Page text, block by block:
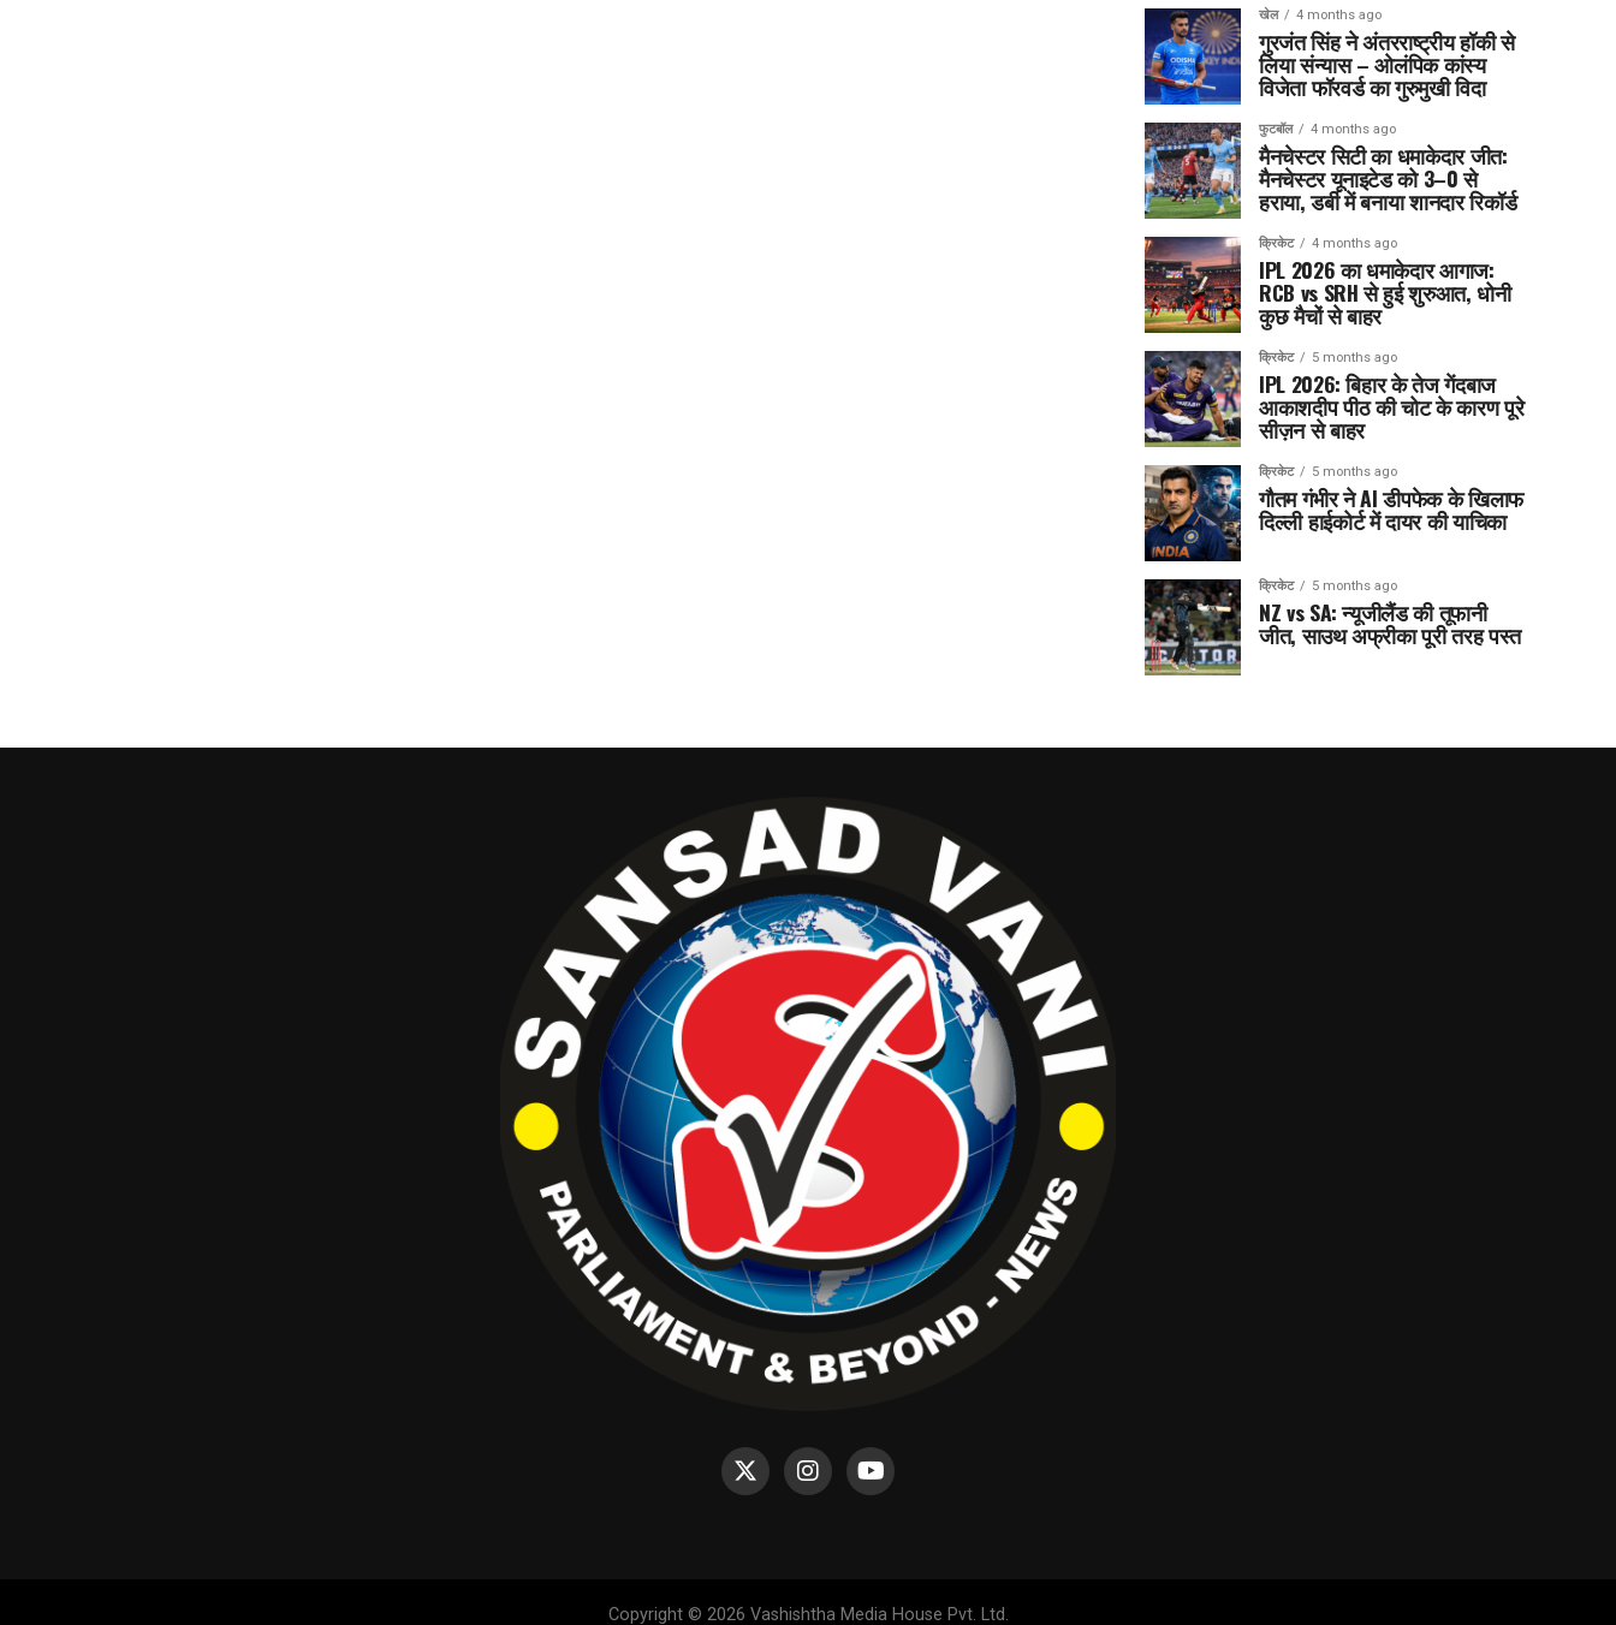
खेल 4 months ago
गुरजंत सिंह ने अंतरराष्ट्रीय हॉकी से
लिया संन्यास – ओलंपिक कांस्य
विजेता फॉरवर्ड का गुरुमुखी विदा
फुटबॉल 4 months ago
मैनचेस्टर सिटी का धमाकेदार जीत:
मैनचेस्टर यूनाइटेड को 3–0 से
हराया, डर्बी में बनाया शानदार रिकॉर्ड
क्रिकेट 4 months ago
IPL 2026 का धमाकेदार आगाज:
RCB vs SRH से हुई शुरुआत, धोनी
कुछ मैचों से बाहर
क्रिकेट 5 months ago
IPL 2026: बिहार के तेज गेंदबाज
आकाशदीप पीठ की चोट के कारण पूरे
सीज़न से बाहर
क्रिकेट 5 months ago
गौतम गंभीर ने AI डीपफेक के खिलाफ
दिल्ली हाईकोर्ट में दायर की याचिका
क्रिकेट 5 months ago
NZ vs SA: न्यूजीलैंड की तूफानी
जीत, साउथ अफ्रीका पूरी तरह पस्त
Copyright © 2026 Vashishtha Media House Pvt. Ltd.